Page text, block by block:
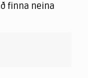
finna neina